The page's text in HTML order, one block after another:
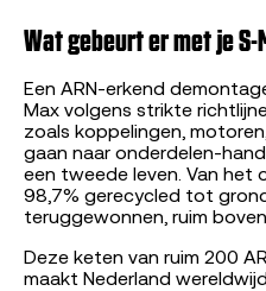
Wat gebeurt er met je S-
Een ARN-erkend
Max volgens strikte
zoals koppelingen,
gaan naar onderdelen-
een tweede leven. Van
98,7% gerecycled tot
teruggewonnen, ruim
Deze keten van ruim 200
maakt Nederland